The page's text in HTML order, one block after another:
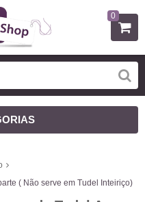
0
( Não serve em Tudel Inteiriço)